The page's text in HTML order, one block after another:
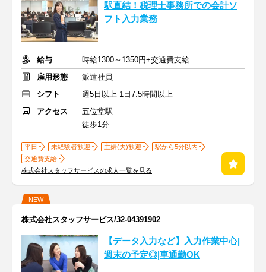
駅直結！税理士事務所での会計ソ
フト入力業務
給与
時給1300～1350円+交通費支給
雇用形態
派遣社員
シフト
週5日以上 1日7.5時間以上
アクセス
五位堂駅
徒歩1分
平日 未経験者歓迎 主婦(夫)歓迎
駅から5分以内
交通費支給
株式会社スタッフサービスの求人一覧を見る
NEW
株式会社スタッフサービス/32-04391902
【データ入力など】入力作業中心|
週末の予定◎|車通勤OK